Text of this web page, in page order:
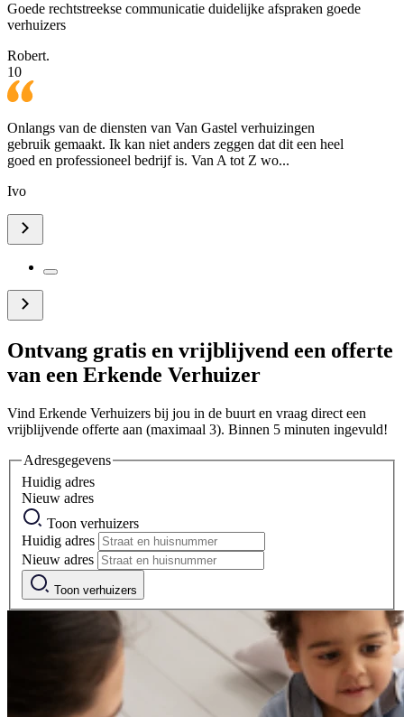
Goede rechtstreekse communicatie duidelijke afspraken goede
verhuizers
Robert.
10
Onlangs van de diensten van Van Gastel verhuizingen
gebruik gemaakt. Ik kan niet anders zeggen dat dit een heel
goed en professioneel bedrijf is. Van A tot Z wo...
Ivo
Ontvang gratis en vrijblijvend een offerte
van een Erkende Verhuizer
Vind Erkende Verhuizers bij jou in de buurt en vraag direct een
vrijblijvende offerte aan (maximaal 3). Binnen 5 minuten ingevuld!
Adresgegevens
Huidig adres
Nieuw adres
Toon verhuizers
Huidig adres
Nieuw adres
Toon verhuizers